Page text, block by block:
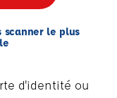
scanner le plus
d'identité ou